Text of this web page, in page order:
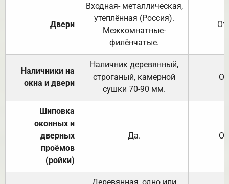
Двери
Входная- металлическая,
утеплённая (Россия).
Межкомнатные-
филёнчатые.
Наличники на
окна и двери
Наличник деревянный,
строганый, камерной
сушки 70-90 мм.
Шиповка
оконных и
дверных
проёмов
(ройки)
Да.
Деревянная, одно или